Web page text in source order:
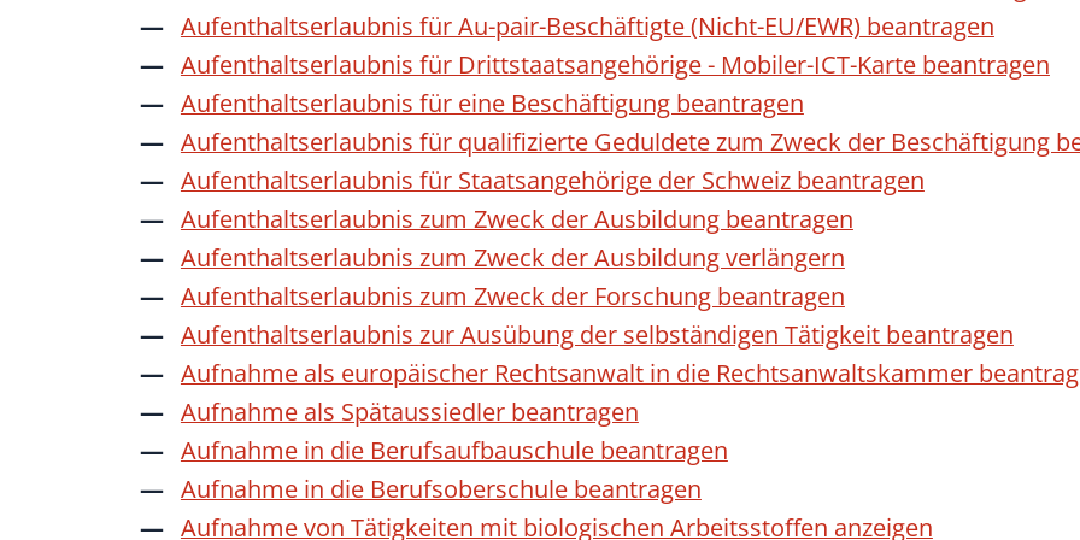
Aufenthaltserlaubnis für Au-pair-Beschäftigte (Nicht-EU/EWR) beantragen
Aufenthaltserlaubnis für Drittstaatsangehörige - Mobiler-ICT-Karte beantragen
Aufenthaltserlaubnis für eine Beschäftigung beantragen
Aufenthaltserlaubnis für qualifizierte Geduldete zum Zweck der Beschäftigung
Aufenthaltserlaubnis für Staatsangehörige der Schweiz beantragen
Aufenthaltserlaubnis zum Zweck der Ausbildung beantragen
Aufenthaltserlaubnis zum Zweck der Ausbildung verlängern
Aufenthaltserlaubnis zum Zweck der Forschung beantragen
Aufenthaltserlaubnis zur Ausübung der selbständigen Tätigkeit beantragen
Aufnahme als europäischer Rechtsanwalt in die Rechtsanwaltskammer
Aufnahme als Spätaussiedler beantragen
Aufnahme in die Berufsaufbauschule beantragen
Aufnahme in die Berufsoberschule beantragen
Aufnahme von Tätigkeiten mit biologischen Arbeitsstoffen anzeigen